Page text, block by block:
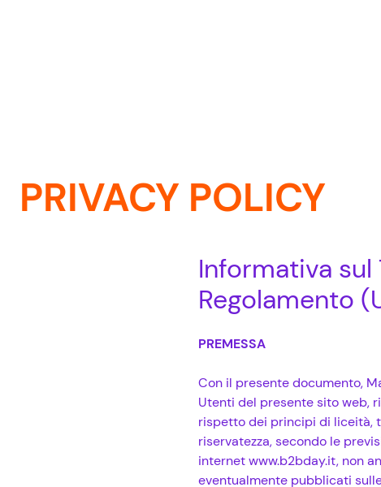
PRIVACY POLICY
Informativa
Regolamento
PREMESSA
Con il presente documento,
Utenti del presente sito web,
rispetto dei principi di liceità,
riservatezza, secondo le
internet www.b2bday.it, non
eventualmente pubblicati